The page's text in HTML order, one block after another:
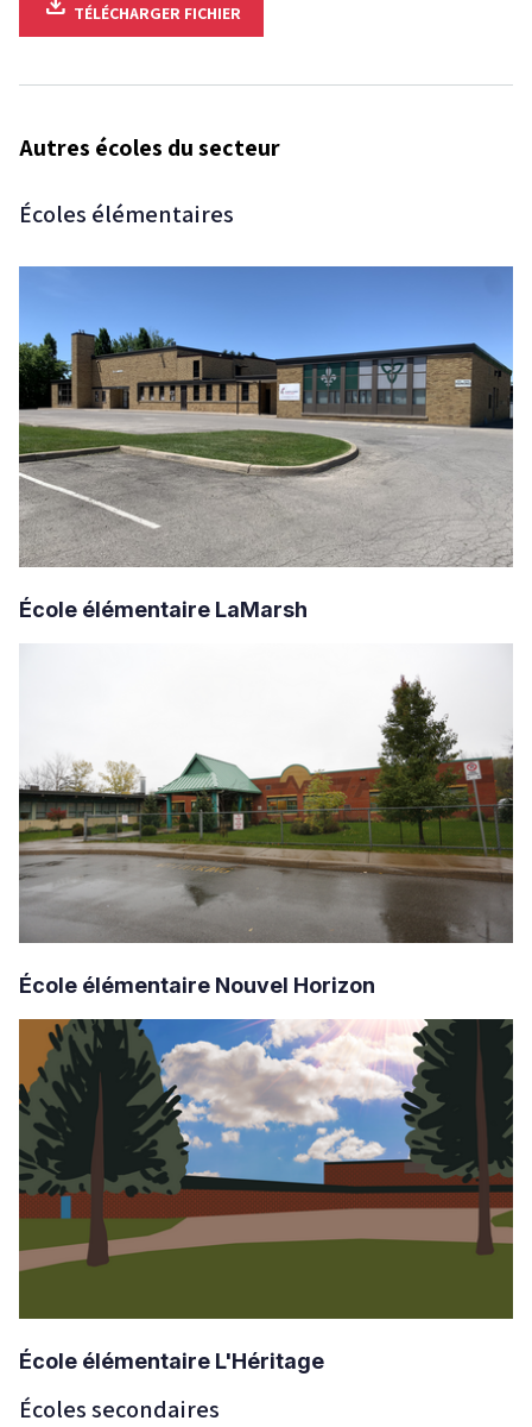
TÉLÉCHARGER FICHIER
Autres écoles du secteur
Écoles élémentaires
École élémentaire LaMarsh
École élémentaire Nouvel Horizon
École élémentaire L'Héritage
Écoles secondaires